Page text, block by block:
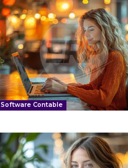
Software Contable